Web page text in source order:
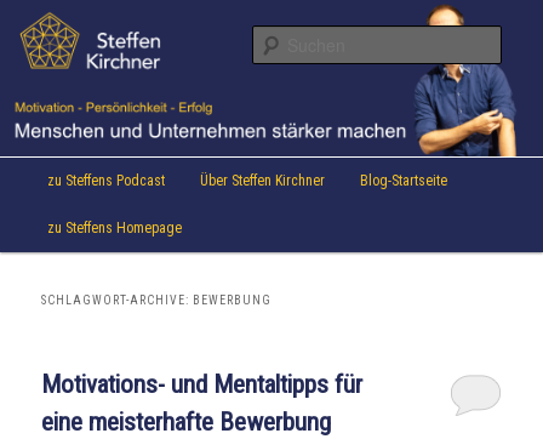
Inhalt
wechseln
sekundären
Inhalt
Steffen Kirchner Blog
Aktuelles von Speaker & Motivationstrainer Steffen Kirchner
Hauptmenü
zu Steffens Podcast Über Steffen Kirchner Blog-Startseite
zu Steffens Homepage
SCHLAGWORT-ARCHIVE: BEWERBUNG
Motivations- und Mentaltipps für
eine meisterhafte Bewerbung